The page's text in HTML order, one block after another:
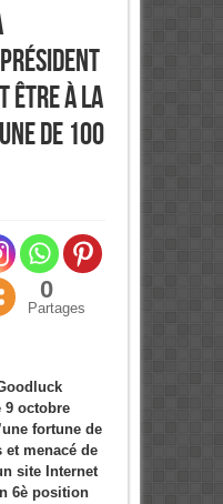
être à la
de 100
0
Partages
9 octobre
fortune de
menacé de
site Internet
6è position